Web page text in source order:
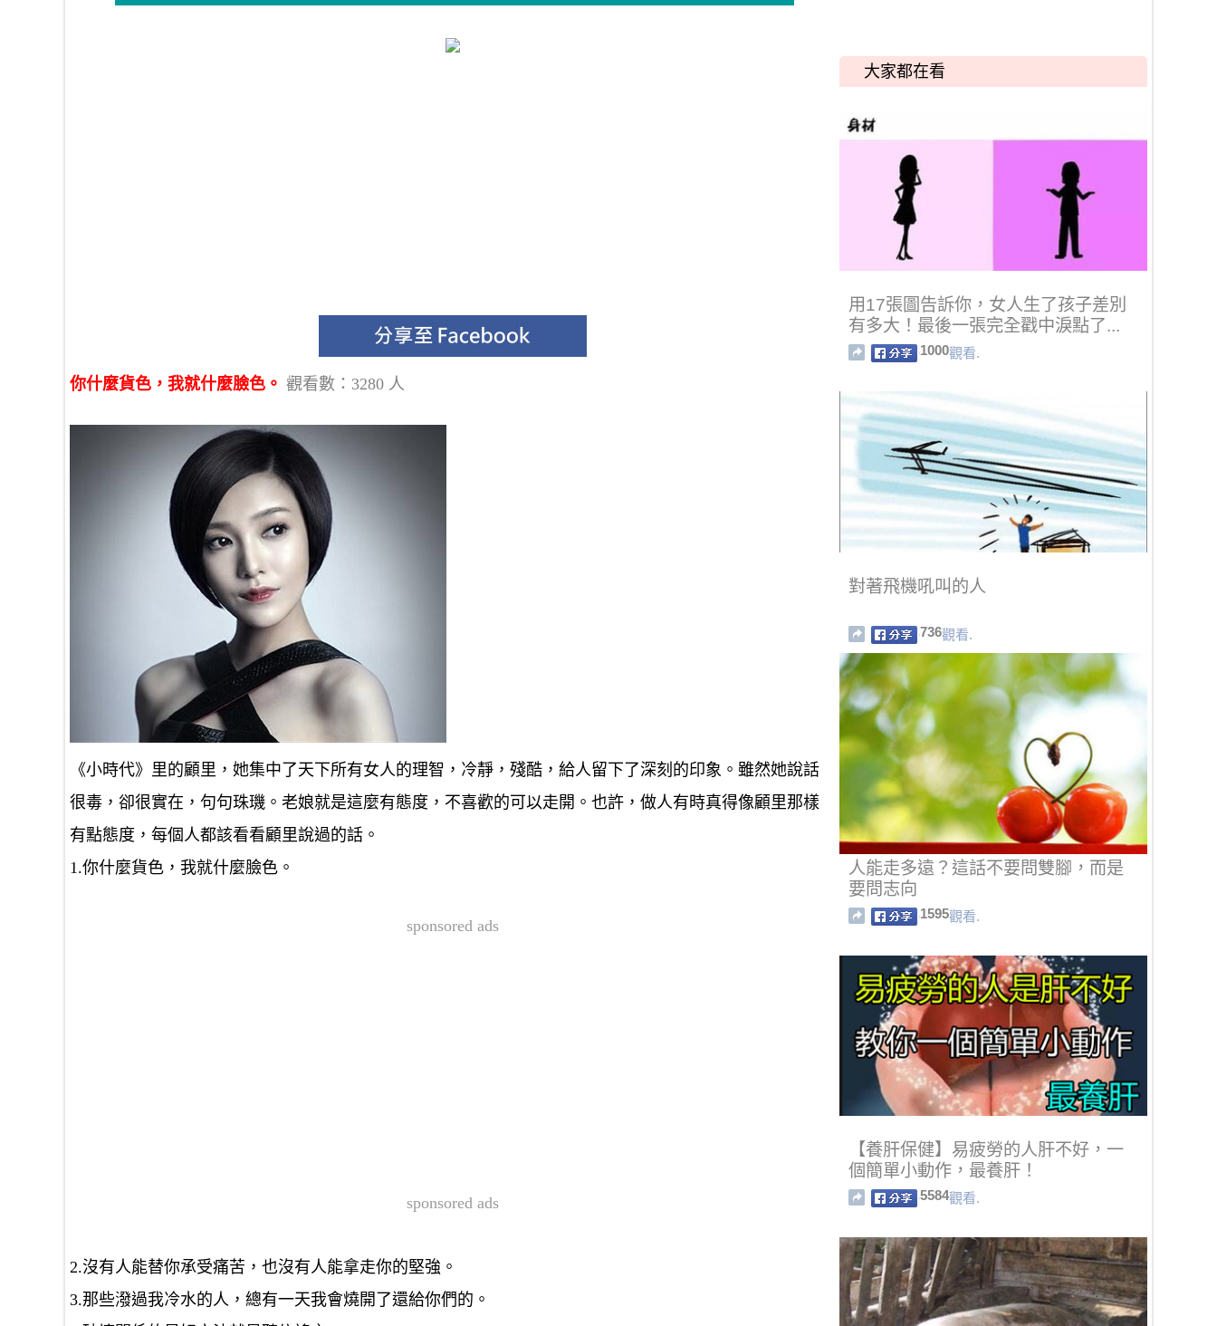
你什麼貨色，我就什麼臉色。 觀看數：3280 人
《小時代》里的顧里，她集中了天下所有女人的理智，冷靜，殘酷，給人留下了深刻的印象。雖然她說話
很毒，卻很實在，句句珠璣。老娘就是這麼有態度，不喜歡的可以走開。也許，做人有時真得像顧里那樣
有點態度，每個人都該看看顧里說過的話。
1.你什麼貨色，我就什麼臉色。
sponsored ads
sponsored ads
2.沒有人能替你承受痛苦，也沒有人能拿走你的堅強。
3.那些潑過我冷水的人，總有一天我會燒開了還給你們的。
大家都在看
用17張圖告訴你，女人生了孩子差別
有多大！最後一張完全戳中淚點了...
1000觀看.
對著飛機吼叫的人
736觀看.
人能走多遠？這話不要問雙腳，而是
要問志向
1595觀看.
【養肝保健】易疲勞的人肝不好，一
個簡單小動作，最養肝！
5584觀看.